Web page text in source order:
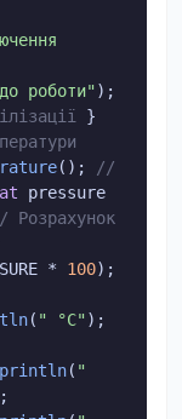
роботи");
}
();
//
pressure
Розрахунок
* 100);
( " °C");
println( "